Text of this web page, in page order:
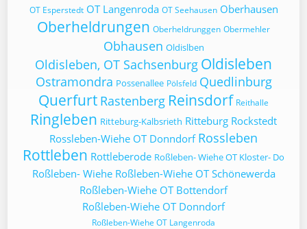
OT Esperstedt OT Langenroda OT Seehausen Oberhausen
Oberheldrungen Oberheldrunggen Obermehler
Obhausen Oldislben
Oldisleben, OT Sachsenburg Oldisleben
Ostramondra Possenallee Pölsfeld Quedlinburg
Querfurt Rastenberg Reinsdorf Reithalle
Ringleben Ritteburg-Kalbsrieth Ritteburg Rockstedt
Rossleben-Wiehe OT Donndorf Rossleben
Rottleben Rottleberode Roßleben- Wiehe OT Kloster- Do
Roßleben- Wiehe Roßleben-Wiehe OT Schönewerda
Roßleben-Wiehe OT Bottendorf
Roßleben-Wiehe OT Donndorf
Roßleben-Wiehe OT Langenroda